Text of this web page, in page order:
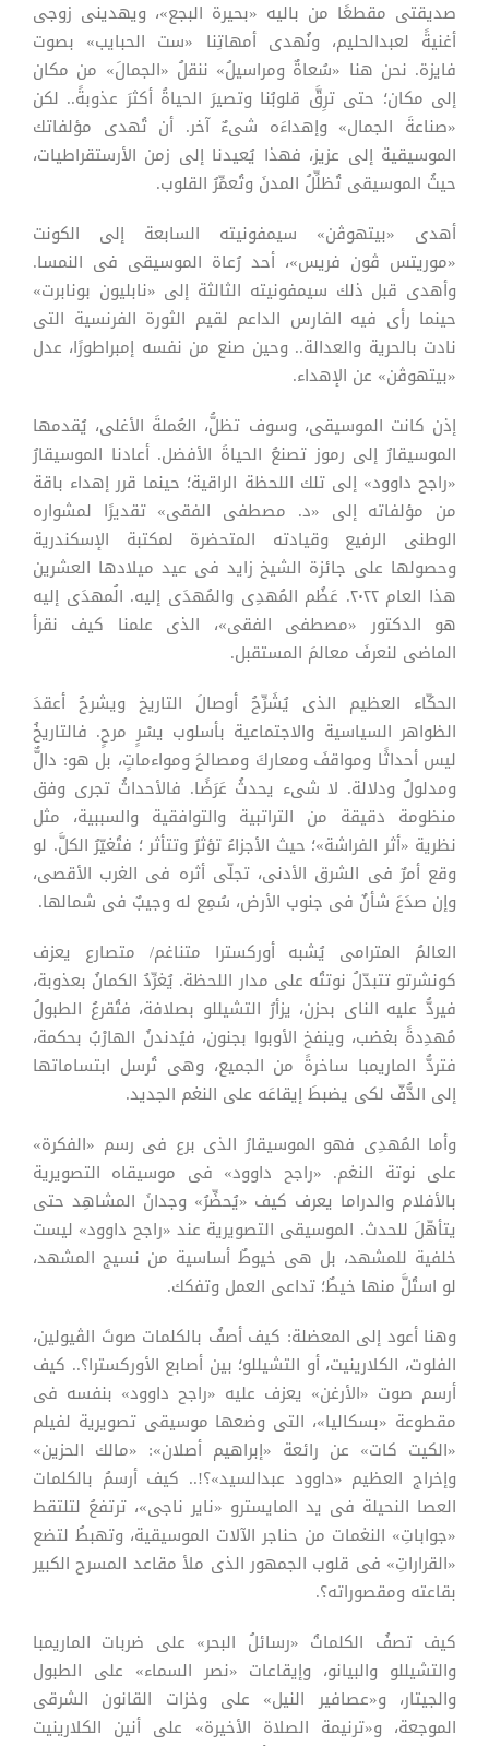
صديقتى مقطعًا من باليه «بحيرة البجع»، ويهدينى زوجى
أغنيةً لعبدالحليم، ونُهدى أمهاتِنا «ست الحبايب» بصوت
فايزة. نحن هنا «سُعاةٌ ومراسيلُ» ننقلُ «الجمالَ» من مكان
إلى مكان؛ حتى ترِقَّ قلوبُنا وتصيرَ الحياةُ أكثرَ عذوبةً.. لكن
«صناعةَ الجمال» وإهداءَه شىءٌ آخر. أن تُهدى مؤلفاتك
الموسيقية إلى عزيز، فهذا يُعيدنا إلى زمن الأرستقراطيات،
حيثُ الموسيقى تُظلِّلُ المدنَ وتُعمِّرُ القلوب.
أهدى «بيتهوڤن» سيمفونيته السابعة إلى الكونت
«موريتس ڤون فريس»، أحد رُعاة الموسيقى فى النمسا.
وأهدى قبل ذلك سيمفونيته الثالثة إلى «نابليون بونابرت»
حينما رأى فيه الفارس الداعم لقيم الثورة الفرنسية التى
نادت بالحرية والعدالة.. وحين صنع من نفسه إمبراطورًا، عدل
«بيتهوڤن» عن الإهداء.
إذن كانت الموسيقى، وسوف تظلُّ، العُملةَ الأغلى، يُقدمها
الموسيقارُ إلى رموز تصنعُ الحياةَ الأفضل. أعادنا الموسيقارُ
«راجح داوود» إلى تلك اللحظة الراقية؛ حينما قرر إهداء باقة
من مؤلفاته إلى «د. مصطفى الفقى» تقديرًا لمشواره
الوطنى الرفيع وقيادته المتحضرة لمكتبة الإسكندرية
وحصولها على جائزة الشيخ زايد فى عيد ميلادها العشرين
هذا العام ٢٠٢٢. عَظُم المُهدِى والمُهدَى إليه. الُمهدَى إليه
هو الدكتور «مصطفى الفقى»، الذى علمنا كيف نقرأ
الماضى لنعرفَ معالمَ المستقبل.
الحكّاء العظيم الذى يُشَرِّحُ أوصالَ التاريخ ويشرحُ أعقدَ
الظواهر السياسية والاجتماعية بأسلوب يسْرٍ مرحٍ. فالتاريخُ
ليس أحداثًا ومواقفَ ومعاركَ ومصالحَ ومواءماتٍ، بل هو: دالٌّ
ومدلولٌ ودلالة. لا شىء يحدثُ عَرَضًا. فالأحداثُ تجرى وفق
منظومة دقيقة من التراتبية والتوافقية والسببية، مثل
نظرية «أثر الفراشة»؛ حيث الأجزاءُ تؤثرُ وتتأثر ؛ فتُغيّرُ الكلَّ. لو
وقع أمرٌ فى الشرق الأدنى، تجلّى أثره فى الغرب الأقصى،
وإن صدَعَ شأنٌ فى جنوب الأرض، سُمِع له وجيبٌ فى شمالها.
العالمُ المترامى يُشبه أوركسترا متناغم/ متصارع يعزف
كونشرتو تتبدّلُ نوتتُه على مدار اللحظة. يُغرِّدُ الكمانُ بعذوبة،
فيردُّ عليه الناى بحزن، يزأرُ التشيللو بصلافة، فتُقرعُ الطبولُ
مُهدِدةً بغضب، وينفخ الأوبوا بجنون، فيُدندنُ الهارْبُ بحكمة،
فتردُّ الماريمبا ساخرةً من الجميع، وهى تُرسل ابتساماتها
إلى الدُّفّ لكى يضبطَ إيقاعَه على النغم الجديد.
وأما المُهدِى فهو الموسيقارُ الذى برع فى رسم «الفكرة»
على نوتة النغم. «راجح داوود» فى موسيقاه التصويرية
بالأفلام والدراما يعرف كيف «يُحضِّرُ» وجدانَ المشاهِد حتى
يتأهّلَ للحدث. الموسيقى التصويرية عند «راجح داوود» ليست
خلفية للمشهد، بل هى خيوطٌ أساسية من نسيج المشهد،
لو استُلَّ منها خيطٌ؛ تداعى العمل وتفكك.
وهنا أعود إلى المعضلة: كيف أصفُ بالكلمات صوتَ الڤيولين،
الفلوت، الكلارينيت، أو التشيللو؛ بين أصابع الأوركسترا؟.. كيف
أرسم صوت «الأرغن» يعزف عليه «راجح داوود» بنفسه فى
مقطوعة «بسكاليا»، التى وضعها موسيقى تصويرية لفيلم
«الكيت كات» عن رائعة «إبراهيم أصلان»: «مالك الحزين»
وإخراج العظيم «داوود عبدالسيد»؟!.. كيف أرسمُ بالكلمات
العصا النحيلة فى يد المايسترو «ناير ناجى»، ترتفعُ لتلتقط
«جواباتِ» النغمات من حناجر الآلات الموسيقية، وتهبطُ لتضع
«القراراتِ» فى قلوب الجمهور الذى ملأ مقاعد المسرح الكبير
بقاعته ومقصوراته؟.
كيف تصفُ الكلماتُ «رسائلُ البحر» على ضربات الماريمبا
والتشيللو والبيانو، وإيقاعات «نصر السماء» على الطبول
والجيتار، و«عصافير النيل» على وخزات القانون الشرقى
الموجعة، و«ترنيمة الصلاة الأخيرة» على أنين الكلارينيت